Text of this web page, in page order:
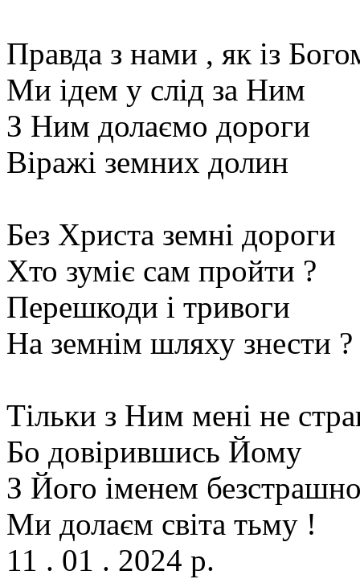
Правда з нами , як із
Ми ідем у слід за Ним
З Ним долаємо дороги
Віражі земних долин
Без Христа земні дороги
Хто зуміє сам пройти ?
Перешкоди і тривоги
На земнім шляху знести ?
Тільки з Ним мені не
Бо довірившись Йому
З Його іменем
Ми долаєм світа тьму !
11 . 01 . 2024 р.